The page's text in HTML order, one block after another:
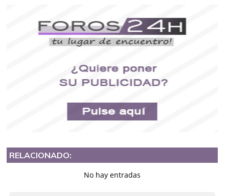
RELACIONADO:
No hay entradas